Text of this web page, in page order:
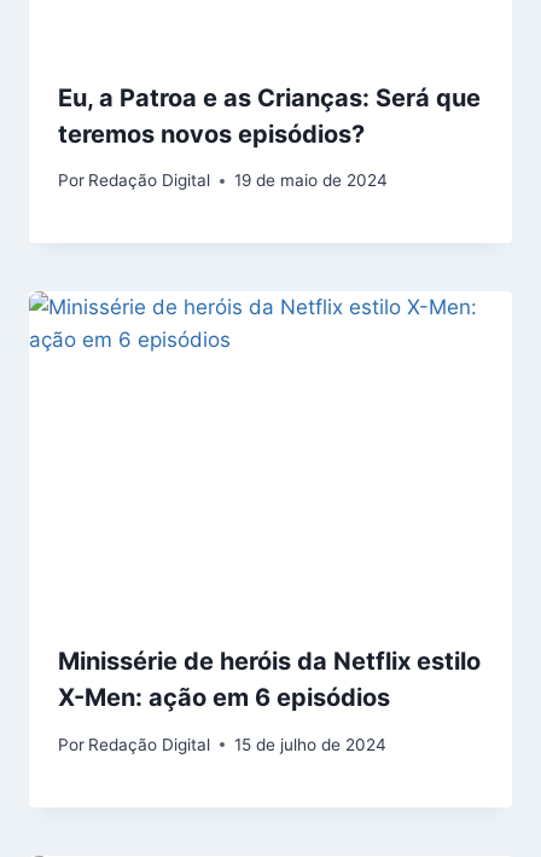
Eu, a Patroa e as Crianças: Será que
teremos novos episódios?
Por Redação Digital 19 de maio de 2024
Minissérie de heróis da Netflix estilo
X-Men: ação em 6 episódios
Por Redação Digital 15 de julho de 2024